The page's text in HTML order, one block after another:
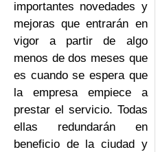
importantes novedades y
mejoras que entrarán en
vigor a partir de algo
menos de dos meses que
es cuando se espera que
la empresa empiece a
prestar el servicio. Todas
ellas redundarán en
beneficio de la ciudad y